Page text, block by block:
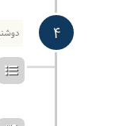
4